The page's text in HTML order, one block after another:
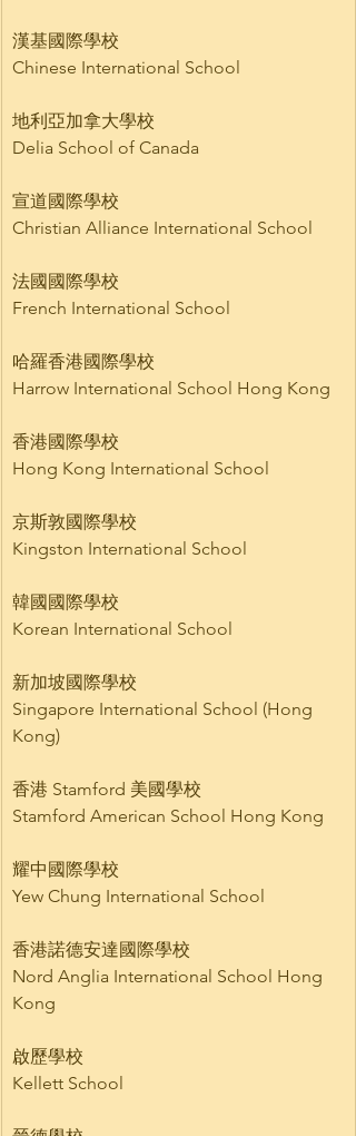
漢基國際學校
Chinese International School
地利亞加拿大學校
Delia School of Canada
宣道國際學校
Christian Alliance International School
法國國際學校
French International School
哈羅香港國際學校
Harrow International School Hong Kong
香港國際學校
Hong Kong International School
京斯敦國際學校
Kingston International School
韓國國際學校
Korean International School
新加坡國際學校
Singapore International School (Hong
Kong)
香港 Stamford 美國學校
Stamford American School Hong Kong
耀中國際學校
Yew Chung International School
香港諾德安達國際學校
Nord Anglia International School Hong
Kong
啟歷學校
Kellett School